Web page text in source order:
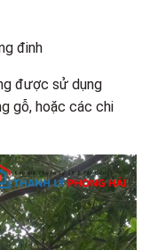
đinh
được sử dụng
gỗ, hoặc các chi